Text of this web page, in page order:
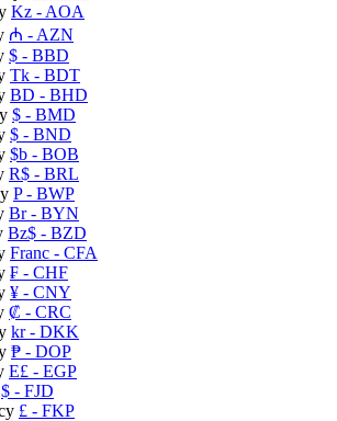
Kz - AOA
₼ - AZN
$ - BBD
Tk - BDT
BD - BHD
$ - BMD
$ - BND
$b - BOB
R$ - BRL
P- BWP
Br- BYN
Bz$ - BZD
Franc - CFA
₣ - CHF
¥ - CNY
₡ - CRC
kr- DKK
₱ - DOP
E£ - EGP
$ - FJD
£ - FKP